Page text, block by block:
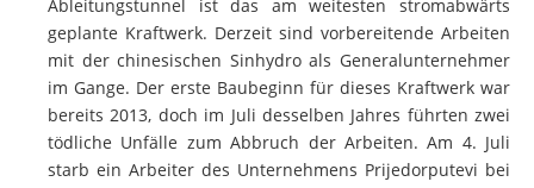
Ableitungstunnel ist das am weitesten stromabwärts
geplante Kraftwerk. Derzeit sind vorbereitende Arbeiten
mit der chinesischen Sinhydro als Generalunternehmer
im Gange. Der erste Baubeginn für dieses Kraftwerk war
bereits 2013, doch im Juli desselben Jahres führten zwei
tödliche Unfälle zum Abbruch der Arbeiten. Am 4. Juli
starb ein Arbeiter des Unternehmens Prijedorputevi bei